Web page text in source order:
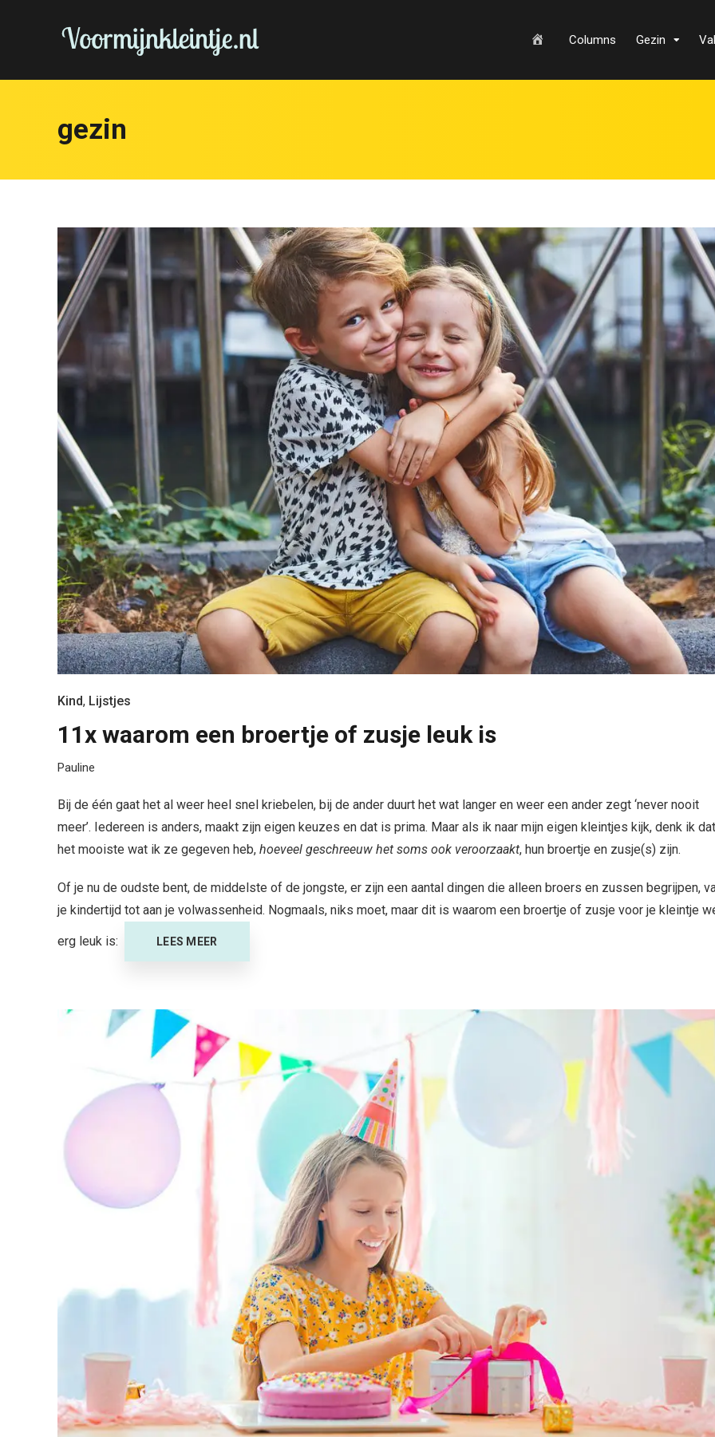
e
Columns Gezin
gezin
Kind, Lijstjes
11x waarom een broertje of zusje leuk is
Pauline
Bij de één gaat het al weer heel snel kriebelen, bij de ander duurt het wat langer en weer een ander zegt ‘never nooit
meer’. Iedereen is anders, maakt zijn eigen keuzes en dat is prima. Maar als ik naar mijn eigen kleintjes kijk, denk ik dat
het mooiste wat ik ze gegeven heb, hoeveel geschreeuw het soms ook veroorzaakt, hun broertje en zusje(s) zijn.
Of je nu de oudste bent, de middelste of de jongste, er zijn een aantal dingen die alleen broers en zussen begrijpen,
je kindertijd tot aan je volwassenheid. Nogmaals, niks moet, maar dit is waarom een broertje of zusje voor je kleintje
erg leuk is: LEES MEER